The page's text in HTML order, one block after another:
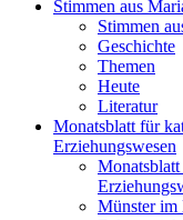
Stimmen aus
Stimmen
Geschichte
Themen
Heute
Literatur
Monatsblatt für
Erziehungswesen
Münster im